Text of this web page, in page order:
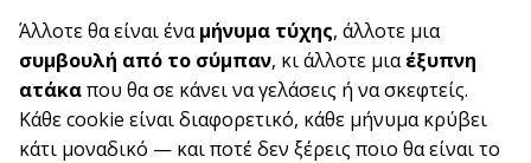
Άλλοτε θα είναι έναμήνυμα τύχης, άλλοτε μια
συμβουλή από το σύμπαν, κι άλλοτε μιαέξυπνη
ατάκαπου θα σε κάνει να γελάσεις ή να σκεφτείς.
Κάθε cookie είναι διαφορετικό, κάθε μήνυμα κρύβει
κάτι μοναδικό — και ποτέ δεν ξέρεις ποιο θα είναι το